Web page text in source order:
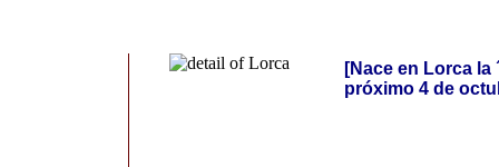
[Nace en Lorca la
próximo 4 de